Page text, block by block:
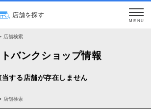
店舗を探す
MENU
店舗検索
バンクショップ情報
当する店舗が存在しません
店舗検索